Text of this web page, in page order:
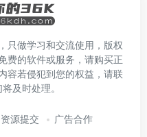
只做学习和交流使用，版权
费的软件或服务，请购买正
容若侵犯到您的权益，请联
及时处理。
资源提交 广告合作